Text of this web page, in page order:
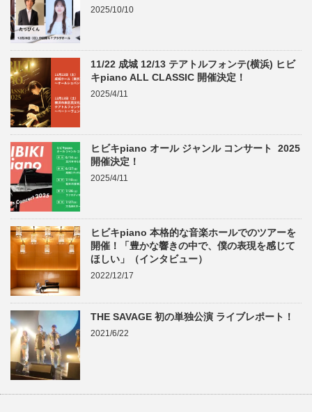
2025/10/10
11/22 成城 12/13 テアトルフォンテ(横浜) ヒビ
キpiano ALL CLASSIC 開催決定！
2025/4/11
ヒビキpiano オール ジャンル コンサート 2025
開催決定！
2025/4/11
ヒビキpiano 本格的な音楽ホールでのツアーを
開催！「豊かな響きの中で、僕の表現を感じて
ほしい」（インタビュー）
2022/12/17
THE SAVAGE 初の単独公演 ライブレポート！
2021/6/22